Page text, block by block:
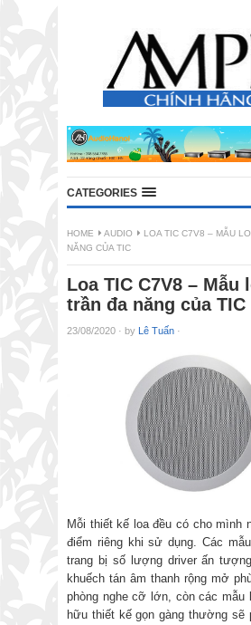
CATEGORIES
HOME AUDIO
LOA TIC C7V8 – MẪU
NĂNG CỦA TIC
Loa TIC C7V8 – Mẫu
trần đa năng của TIC
23/08/2020 · by Lê Tuấn ·
Mỗi thiết kế loa đều có cho mình
điểm riêng khi sử dụng. Các
trang bị số lượng driver ấn
khuếch tán âm thanh rộng mở
phòng nghe cỡ lớn, còn các mẫu
hữu thiết kế gọn gàng thường sẽ